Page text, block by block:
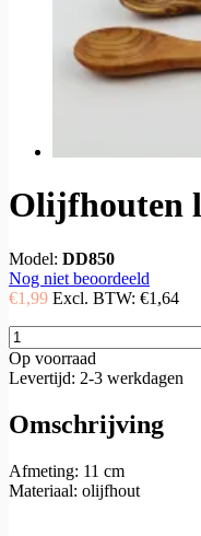
Olijfhouten
Model: DD850
Nog niet beoordeeld
€1,99 Excl. BTW: €1,64
Op voorraad
Levertijd: 2-3 werkdagen
Omschrijving
Afmeting: 11 cm
Materiaal: olijfhout